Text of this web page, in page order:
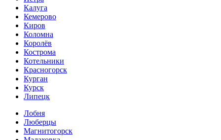
Калуга
Кемерово
Киров
Коломна
Королёв
Кострома
Котельники
Красногорск
Курган
Курск
Липецк
Лобня
Люберцы
Магнитогорск